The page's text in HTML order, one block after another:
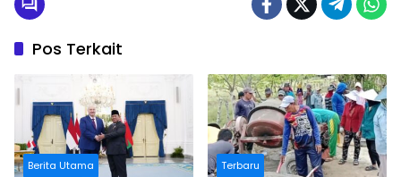
Pos Terkait
Berita Utama Terbaru